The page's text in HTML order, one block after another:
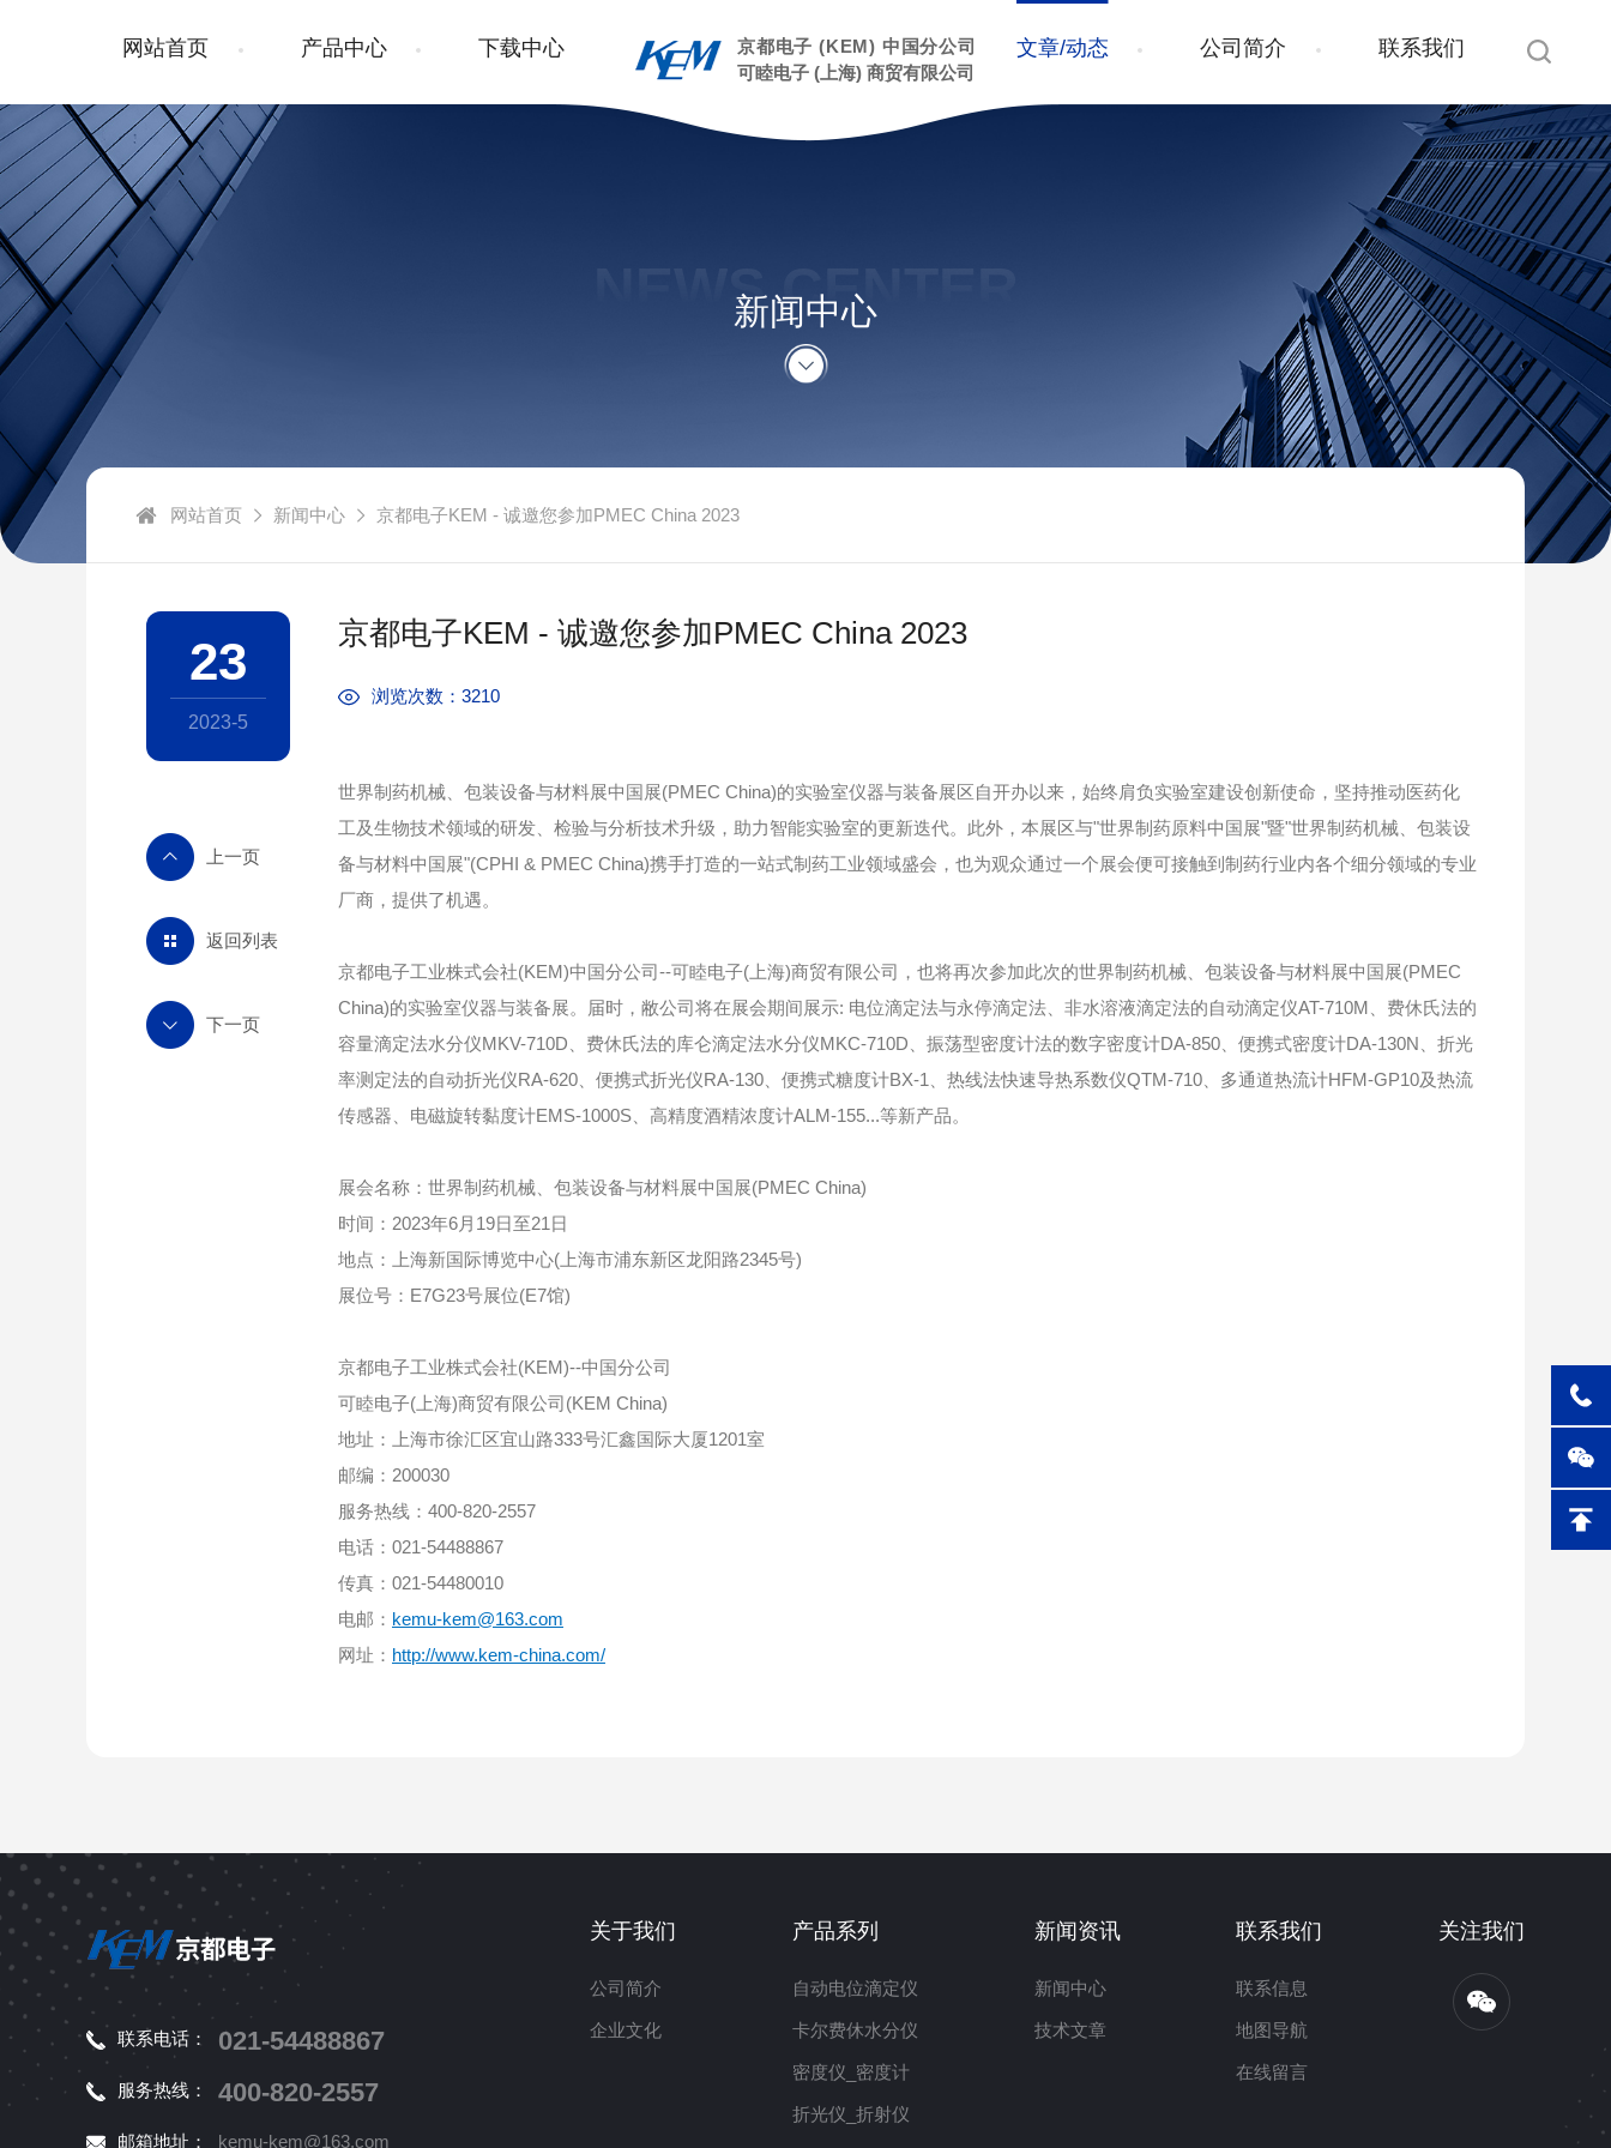
京都电子 (KEM) 中国分公司
可睦电子 (上海) 商贸有限公司
网站首页 产品中心 下载中心 文章/动态 公司简介 联系我们
NEWS CENTER
新闻中心
网站首页 新闻中心 京都电子KEM - 诚邀您参加PMEC China 2023
京都电子KEM - 诚邀您参加PMEC China 2023
浏览次数：3210
世界制药机械、包装设备与材料展中国展(PMEC China)的实验室仪器与装备展区自开办以来，始终肩负实验室建设创新使命，坚持推动医药化
工及生物技术领域的研发、检验与分析技术升级，助力智能实验室的更新迭代。此外，本展区与"世界制药原料中国展"暨"世界制药机械、包装设
备与材料中国展"(CPHI & PMEC China)携手打造的一站式制药工业领域盛会，也为观众通过一个展会便可接触到制药行业内各个细分领域的专业
厂商，提供了机遇。
京都电子工业株式会社(KEM)中国分公司--可睦电子(上海)商贸有限公司，也将再次参加此次的世界制药机械、包装设备与材料展中国展(PMEC
China)的实验室仪器与装备展。届时，敝公司将在展会期间展示: 电位滴定法与永停滴定法、非水溶液滴定法的自动滴定仪AT-710M、费休氏法的
容量滴定法水分仪MKV-710D、费休氏法的库仑滴定法水分仪MKC-710D、振荡型密度计法的数字密度计DA-850、便携式密度计DA-130N、折光
率测定法的自动折光仪RA-620、便携式折光仪RA-130、便携式糖度计BX-1、热线法快速导热系数仪QTM-710、多通道热流计HFM-GP10及热流
传感器、电磁旋转黏度计EMS-1000S、高精度酒精浓度计ALM-155...等新产品。
展会名称：世界制药机械、包装设备与材料展中国展(PMEC China)
时间：2023年6月19日至21日
地点：上海新国际博览中心(上海市浦东新区龙阳路2345号)
展位号：E7G23号展位(E7馆)
京都电子工业株式会社(KEM)--中国分公司
可睦电子(上海)商贸有限公司(KEM China)
地址：上海市徐汇区宜山路333号汇鑫国际大厦1201室
邮编：200030
服务热线：400-820-2557
电话：021-54488867
传真：021-54480010
电邮： kemu-kem@163.com
网址： http://www.kem-china.com/
23
2023-5
返回列表
联系电话： 021-54488867
服务热线： 400-820-2557
邮箱地址： kemu-kem@163.com
关于我们
公司简介
企业文化
产品系列
自动电位滴定仪
卡尔费休水分仪
密度仪_密度计
折光仪_折射仪
新闻资讯
新闻中心
技术文章
联系我们
联系信息
地图导航
在线留言
关注我们